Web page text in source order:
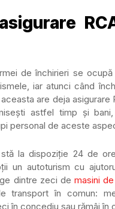
de închirieri se
iar atunci când
are deja asigurare
astfel timp și
personal de aceste
la dispoziție 24 de
un autoturism cu
dintre zeci demasini
transport în comun:
în concediu sau rămâi în